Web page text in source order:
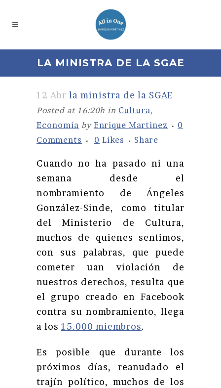
LA MINISTRA DE LA SGAE
12 Abr la ministra de la SGAE
Posted at 16:20h in Cultura,
Economía by Enrique Martinez
0
Comments
0 Likes Share
Cuando no ha pasado ni una
semana desde el
nombramiento de Ángeles
González-Sinde, como titular
del Ministerio de Cultura,
muchos de quienes sentimos,
con sus palabras, que puede
cometer uan violación de
nuestros derechos, resulta que
el grupo creado en Facebook
contra su nombramiento, llega
a los 15.000 miembros.
Es posible que durante los
próximos días, reanudado el
trajín político, muchos de los